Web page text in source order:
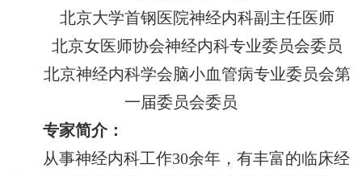
北京大学首钢医院神经内科副主任医师
北京女医师协会神经内科专业委员会委员
北京神经内科学会脑小血管病专业委员会第
一届委员会委员
专家简介：
从事神经内科工作30余年，有丰富的临床经